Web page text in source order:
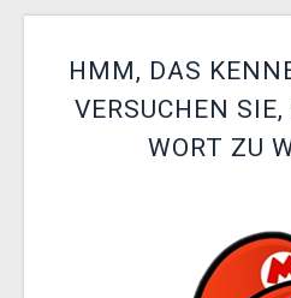
HMM, DAS
VERSUCHEN
WORT ZU